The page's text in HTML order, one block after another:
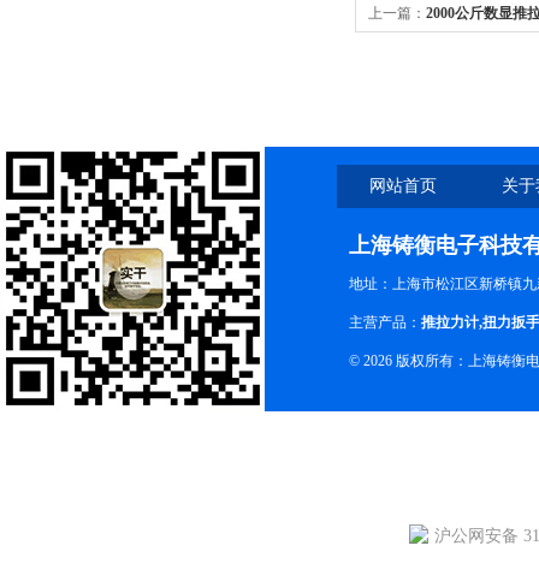
上一篇： 2000公斤数显推
网站首页 关
上海铸衡电子科技
地址：上海市松江区新桥镇
主营产品： 推拉力计,扭力扳手
© 2026 版权所有：上海铸衡
沪公网安备